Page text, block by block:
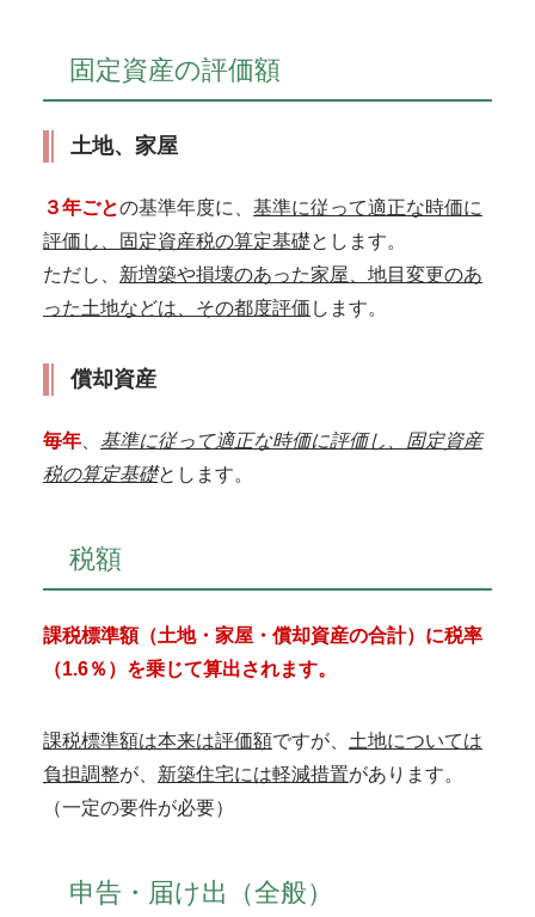
固定資産の評価額
土地、家屋
３年ごとの基準年度に、 基準に従って適正な時価に
評価し、固定資産税の算定基礎とします。
ただし、 新増築や損壊のあった家屋、地目変更のあ
った土地などは、その都度評価 します。
償却資産
毎年
基準に従って適正な時価に評価し、固定資産
税の算定基礎とします。
税額
課税標準額（土地・家屋・償却資産の合計）に税率
（1.6％）を乗じて算出されます。
課税標準額は本来は評価額ですが、 土地については
負担調整が、 新築住宅には軽減措置があります。
（一定の要件が必要）
申告・届け出（全般）